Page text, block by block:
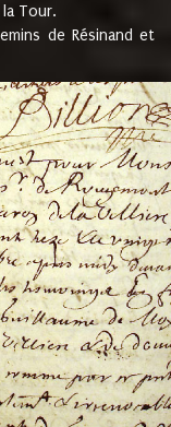
Tour.
de Résinand et